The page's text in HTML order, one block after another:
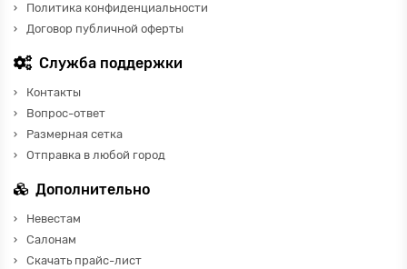
Политика конфиденциальности
Договор публичной оферты
Служба поддержки
Контакты
Вопрос-ответ
Размерная сетка
Отправка в любой город
Дополнительно
Невестам
Салонам
Скачать прайс-лист